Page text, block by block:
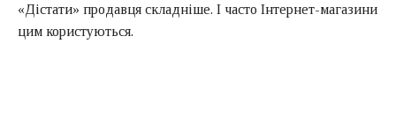
«Дістати» продавця складніше. І часто Інтернет-магазини
цим користуються.